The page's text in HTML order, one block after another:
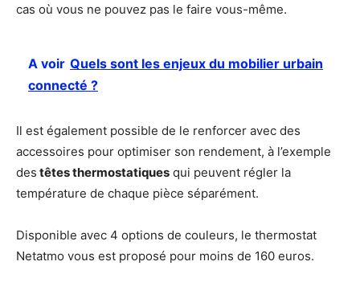
cas où vous ne pouvez pas le faire vous-même.
A voir Quels sont les enjeux du mobilier urbain
connecté ?
Il est également possible de le renforcer avec des
accessoires pour optimiser son rendement, à l’exemple
des têtes thermostatiques qui peuvent régler la
température de chaque pièce séparément.
Disponible avec 4 options de couleurs, le thermostat
Netatmo vous est proposé pour moins de 160 euros.